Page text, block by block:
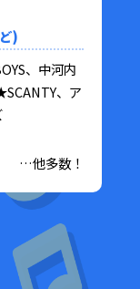
)
、中河内
、ア
…他多数！